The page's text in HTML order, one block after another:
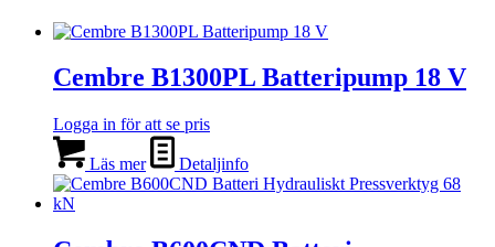
Cembre B1300PL Batteripump 18 V
Logga in för att se pris
Läs mer Detaljinfo